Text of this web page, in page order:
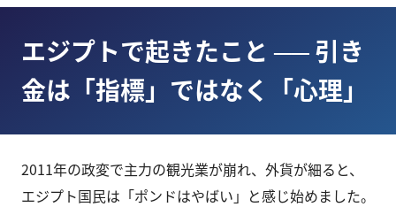
エジプトで起きたこと ── 引き
金は「指標」ではなく「心理」
2011年の政変で主力の観光業が崩れ、外貨が細ると、
エジプト国民は「ポンドはやばい」と感じ始めました。